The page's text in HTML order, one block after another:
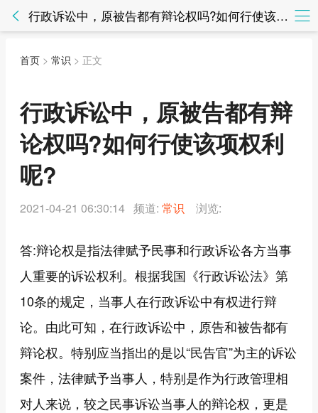
行政诉讼中，原被告都有辩论权吗?如何行使该项权利呢? - 常识 - 知法网知法网
首页 > 常识 > 正文
行政诉讼中，原被告都有辩
论权吗?如何行使该项权利
呢?
2021-04-21 06:30:14 频道: 常识 浏览:
答:辩论权是指法律赋予民事和行政诉讼各方当事
人重要的诉讼权利。根据我国《行政诉讼法》第
10条的规定，当事人在行政诉讼中有权进行辩
论。由此可知，在行政诉讼中，原告和被告都有
辩论权。特别应当指出的是以“民告官”为主的诉讼
案件，法律赋予当事人，特别是作为行政管理相
对人来说，较之民事诉讼当事人的辩论权，更是